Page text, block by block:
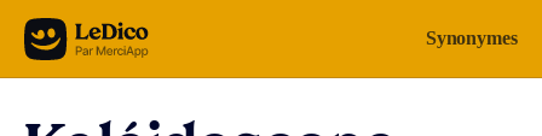
Aller au contenu Synonymes